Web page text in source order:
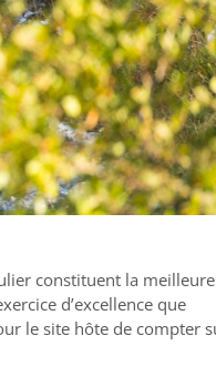
constituent la meilleure
d’excellence que
le site hôte de compter